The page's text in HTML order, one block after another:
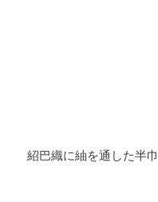
紹巴織に紬を通した半巾